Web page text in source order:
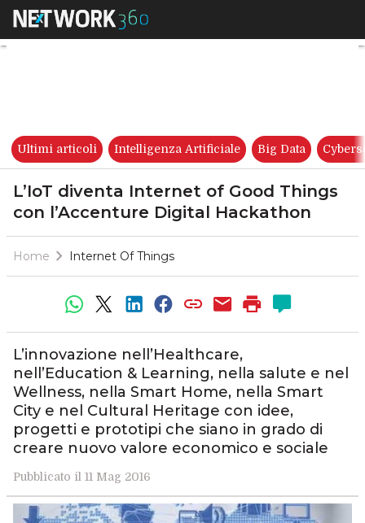
L’IoT diventa Internet of
Ultimi articoli Intelligenza Artificiale Big Data
L’IoT diventa Internet of Good Things
con l’Accenture Digital Hackathon
Home Internet Of Things
L’innovazione nell’Healthcare,
nell’Education & Learning, nella salute e nel
Wellness, nella Smart Home, nella Smart
City e nel Cultural Heritage con idee,
progetti e prototipi che siano in grado di
creare nuovo valore economico e sociale
Pubblicato il 11 Mag 2016